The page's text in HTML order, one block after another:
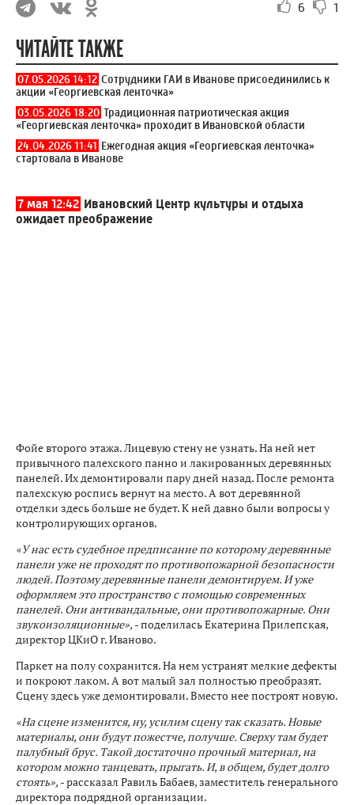
6 1
ЧИТАЙТЕ ТАКЖЕ
07.05.2026 14:12 Сотрудники ГАИ в Иванове присоединились к
акции «Георгиевская ленточка»
03.05.2026 18:20 Традиционная патриотическая акция
«Георгиевская ленточка» проходит в Ивановской области
24.04.2026 11:41 Ежегодная акция «Георгиевская ленточка»
стартовала в Иванове
7 мая 12:42 Ивановский Центр культуры и отдыха
ожидает преображение
Фойе второго этажа. Лицевую стену не узнать. На ней нет
привычного палехского панно и лакированных деревянных
панелей. Их демонтировали пару дней назад. После ремонта
палехскую роспись вернут на место. А вот деревянной
отделки здесь больше не будет. К ней давно были вопросы у
контролирующих органов.
«У нас есть судебное предписание по которому деревянные
панели уже не проходят по противопожарной безопасности
людей. Поэтому деревянные панели демонтируем. И уже
оформляем это пространство с помощью современных
панелей. Они антивандальные, они противопожарные. Они
звукоизоляционные», - поделилась Екатерина Прилепская,
директор ЦКиО г. Иваново.
Паркет на полу сохранится. На нем устранят мелкие дефекты
и покроют лаком. А вот малый зал полностью преобразят.
Сцену здесь уже демонтировали. Вместо нее построят новую.
«На сцене изменится, ну, усилим сцену так сказать. Новые
материалы, они будут пожестче, получше. Сверху там будет
палубный брус. Такой достаточно прочный материал, на
котором можно танцевать, прыгать. И, в общем, будет долго
стоять», - рассказал Равиль Бабаев, заместитель генерального
директора подрядной организации.